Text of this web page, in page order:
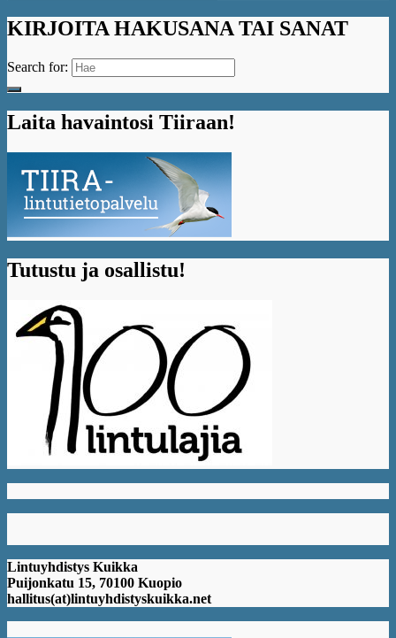
KIRJOITA HAKUSANA TAI SANAT
Search for:
Laita havaintosi Tiiraan!
Tutustu ja osallistu!
Lintuyhdistys Kuikka
Puijonkatu 15, 70100 Kuopio
hallitus(at)lintuyhdistyskuikka.net